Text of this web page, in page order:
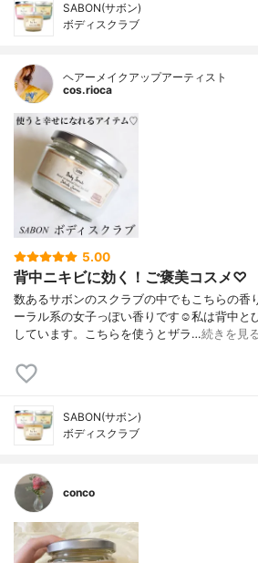
SABON(サボン)
ボディスクラブ
ヘアーメイクアップアーティスト
cos.rioca
5.00
背中ニキビに効く！ご褒美コスメ♡
数あるサボンのスクラブの中でもこちらの香
ーラル系の女子っぽい香りです☺️私は背中と
しています。こちらを使うとザラ…続きを見
SABON(サボン)
ボディスクラブ
conco